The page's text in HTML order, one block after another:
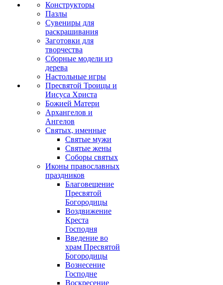
Конструкторы
Пазлы
Сувениры для
раскрашивания
Заготовки для
творчества
Сборные модели из
дерева
Настольные игры
Пресвятой Троицы и
Иисуса Христа
Божией Матери
Архангелов и
Ангелов
Святых, именные
Святые мужи
Святые жены
Соборы святых
Иконы православных
праздников
Благовещение
Пресвятой
Богородицы
Воздвижение
Креста
Господня
Введение во
храм Пресвятой
Богородицы
Вознесение
Господне
Воскресение